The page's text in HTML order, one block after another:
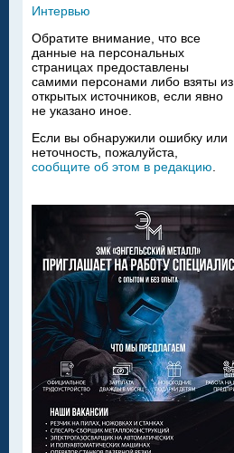
Интервью
Обратите внимание, что все
данные на персональных
страницах предоставлены
самими персонами либо взяты из
открытых источников, если явно
не указано иное.
Если вы обнаружили ошибку или
неточность, пожалуйста,
сообщите об этом в редакцию